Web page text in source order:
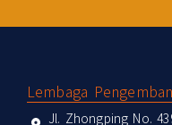
Lembaga
Jl. Zhongping No.